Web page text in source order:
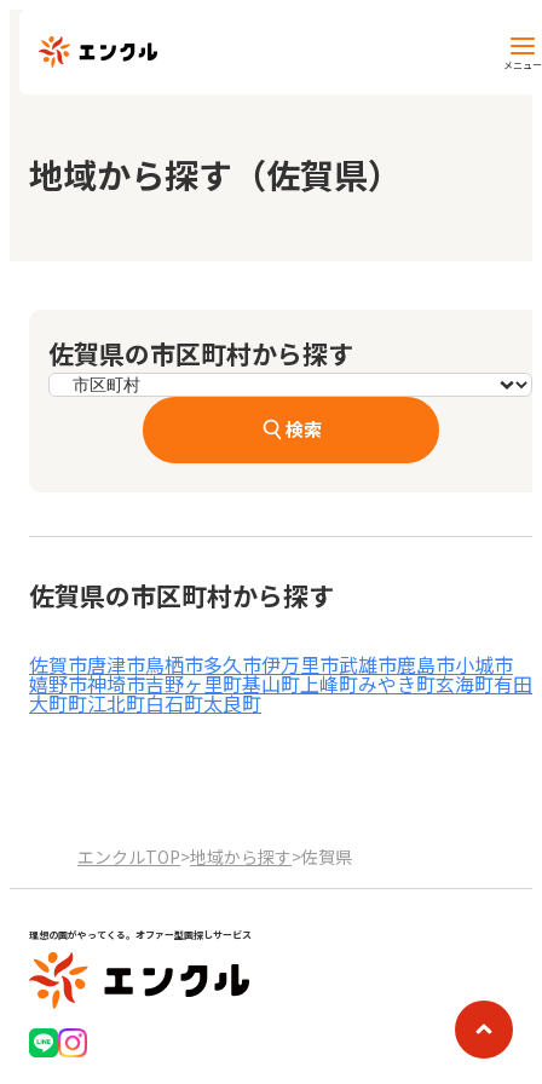
メニュー
保育園・幼稚園を探す
マイページ
閲覧履歴
見学日記
メッセージ
地域から探す（佐賀県）
佐賀県の市区町村から探す
検索
佐賀県の市区町村から探す
佐賀市唐津市鳥栖市多久市伊万里市武雄市鹿島市小城市
嬉野市神埼市吉野ヶ里町基山町上峰町みやき町玄海町有田
大町町江北町白石町太良町
エンクルTOP>地域から探す>佐賀県
理想の園がやってくる。オファー型園探しサービス